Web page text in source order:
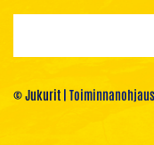
© Jukurit |